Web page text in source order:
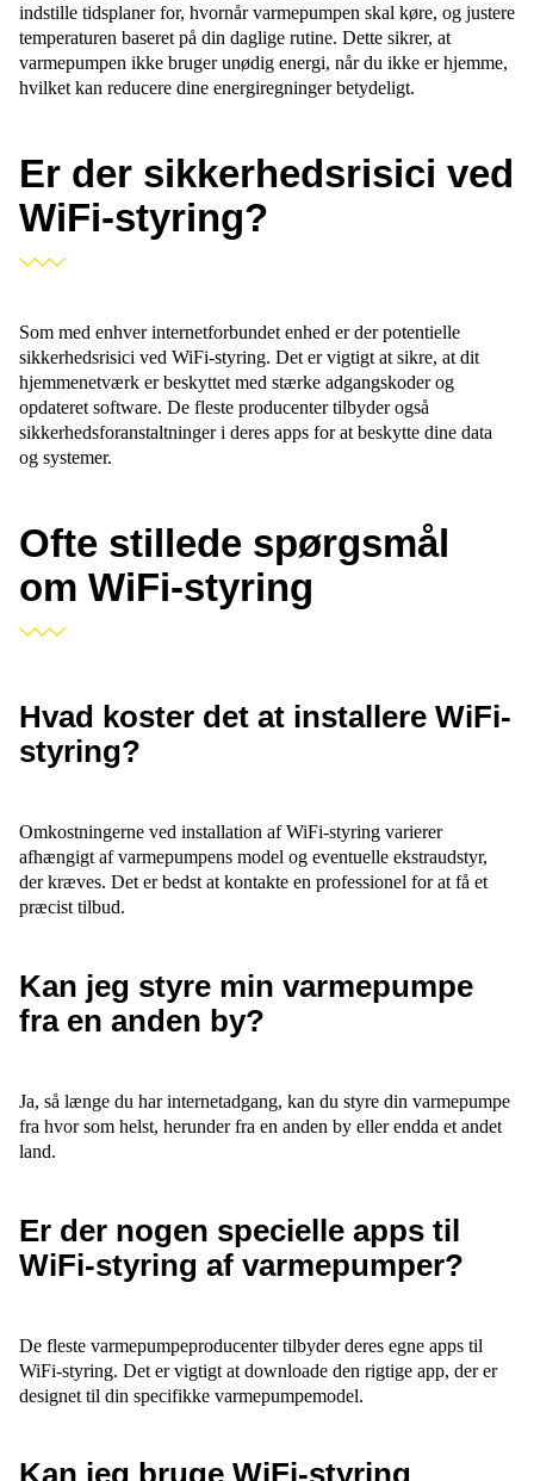
indstille tidsplaner for, hvornår varmepumpen skal køre, og justere
temperaturen baseret på din daglige rutine. Dette sikrer, at
varmepumpen ikke bruger unødig energi, når du ikke er hjemme,
hvilket kan reducere dine energiregninger betydeligt.
Er der sikkerhedsrisici ved
WiFi-styring?
Som med enhver internetforbundet enhed er der potentielle
sikkerhedsrisici ved WiFi-styring. Det er vigtigt at sikre, at dit
hjemmenetværk er beskyttet med stærke adgangskoder og
opdateret software. De fleste producenter tilbyder også
sikkerhedsforanstaltninger i deres apps for at beskytte dine data
og systemer.
Ofte stillede spørgsmål
om WiFi-styring
Hvad koster det at installere WiFi-
styring?
Omkostningerne ved installation af WiFi-styring varierer
afhængigt af varmepumpens model og eventuelle ekstraudstyr,
der kræves. Det er bedst at kontakte en professionel for at få et
præcist tilbud.
Kan jeg styre min varmepumpe
fra en anden by?
Ja, så længe du har internetadgang, kan du styre din varmepumpe
fra hvor som helst, herunder fra en anden by eller endda et andet
land.
Er der nogen specielle apps til
WiFi-styring af varmepumper?
De fleste varmepumpeproducenter tilbyder deres egne apps til
WiFi-styring. Det er vigtigt at downloade den rigtige app, der er
designet til din specifikke varmepumpemodel.